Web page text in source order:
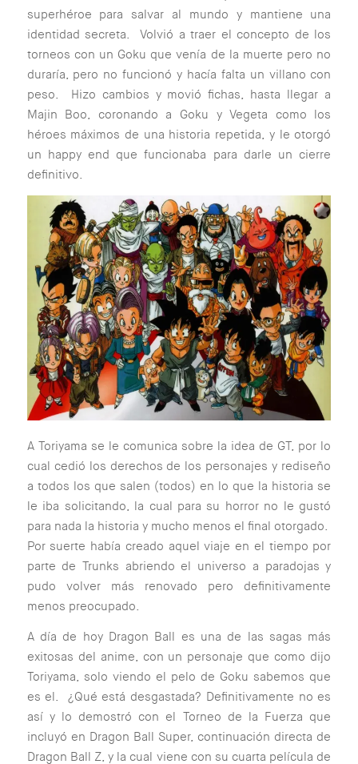
superhéroe para salvar al mundo y mantiene una
identidad secreta. Volvió a traer el concepto de los
torneos con un Goku que venía de la muerte pero no
duraría, pero no funcionó y hacía falta un villano con
peso. Hizo cambios y movió fichas, hasta llegar a
Majin Boo, coronando a Goku y Vegeta como los
héroes máximos de una historia repetida, y le otorgó
un happy end que funcionaba para darle un cierre
definitivo.
A Toriyama se le comunica sobre la idea de GT, por lo
cual cedió los derechos de los personajes y rediseño
a todos los que salen (todos) en lo que la historia se
le iba solicitando, la cual para su horror no le gustó
para nada la historia y mucho menos el final otorgado.
Por suerte había creado aquel viaje en el tiempo por
parte de Trunks abriendo el universo a paradojas y
pudo volver más renovado pero definitivamente
menos preocupado.
A día de hoy Dragon Ball es una de las sagas más
exitosas del anime, con un personaje que como dijo
Toriyama, solo viendo el pelo de Goku sabemos que
es el. ¿Qué está desgastada? Definitivamente no es
así y lo demostró con el Torneo de la Fuerza que
incluyó en Dragon Ball Super, continuación directa de
Dragon Ball Z, y la cual viene con su cuarta película de